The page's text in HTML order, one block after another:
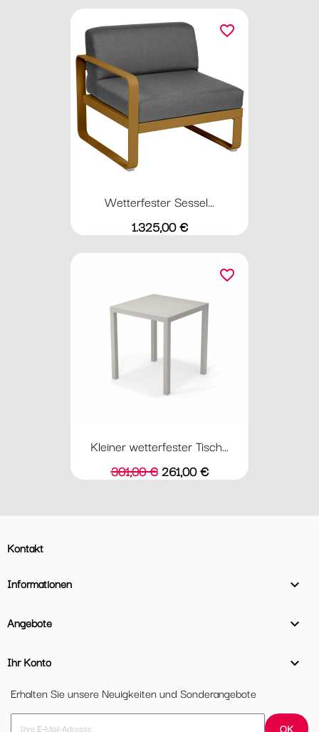
Wetterfester Sessel...
Preis
1.325,00 €
favorite_border
Kleiner wetterfester Tisch...
Verkaufspreis
301,00 € Preis
261,00 €
favorite_border
Kontakt
Informationen 
Angebote 
Ihr Konto

Erhalten Sie unsere Neuigkeiten und Sonderangebote